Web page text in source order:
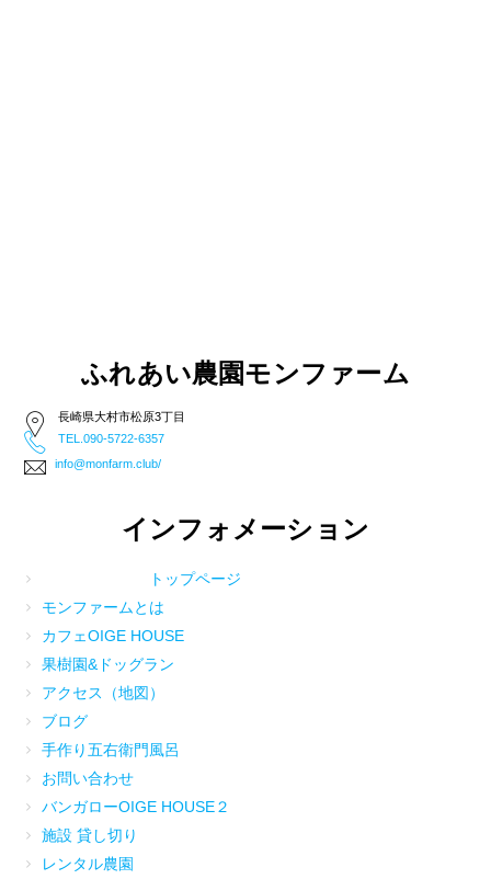
ふれあい農園モンファーム
長崎県大村市松原3丁目
TEL.090-5722-6357
info@monfarm.club/
インフォメーション
トップページ
モンファームとは
カフェOIGE HOUSE
果樹園&ドッグラン
アクセス（地図）
ブログ
手作り五右衛門風呂
お問い合わせ
バンガローOIGE HOUSE２
施設 貸し切り
レンタル農園